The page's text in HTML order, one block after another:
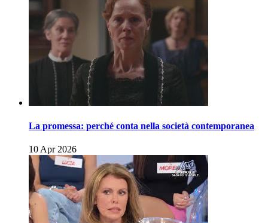
La promessa: perché conta nella società contemporanea
10 Apr 2026